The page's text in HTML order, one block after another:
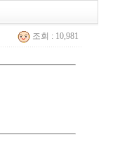
조회 : 10,981